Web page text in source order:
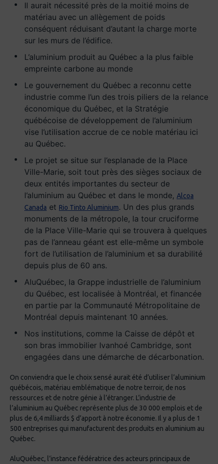
Il aurait nécessité près de la moitié moins de
matériau avec un allègement de poids
conséquent réduisant d’autant la charge morte
sur les murs de l’édifice.
L’aluminium produit au Québec a la plus faible
empreinte carbone au monde
Le gouvernement du Québec a reconnu cette
industrie comme l’un des trois piliers de la relance
économique du Québec, et la Stratégie
québécoise de développement de l’aluminium
vise l’utilisation accrue de ce noble matériau ici
au Québec.
Le projet se situe sur l’esplanade de la Place
Ville-Marie, soit tout près des sièges sociaux de
deux entités importantes du secteur de
l’aluminium au Québec et dans le monde, Alcoa
Canada et Rio Tinto Aluminium. Un des plus grands
monuments de la métropole, la tour cruciforme
de la Place Ville-Marie qui se trouvera à quelques
pas de l’anneau géant est elle-même un symbole
fort de l’utilisation de l’aluminium et sa durabilité
depuis plus de 60 ans.
AluQuébec, la Grappe industrielle de l’aluminium
du Québec, est localisée à Montréal, et financée
en partie par la Communauté Métropolitaine de
Montréal depuis maintenant 10 années.
Nos institutions, comme la Caisse de dépôt et
son bras immobilier Ivanhoé Cambridge, sont
engagées dans une démarche de décarbonation.
On conviendra que le choix sensé aurait été d’utiliser l’aluminium
québécois, matériau emblématique de notre terroir, de nos
ressources et de notre génie à l’étranger. L’industrie de
l’aluminium au Québec représente plus de 30 000 emplois et de
plus de 6,4 milliards $ d’apport à notre économie. Il y a plus de 1
500 entreprises qui manufacturent des produits en aluminium au
Québec.
AluQuébec, l’instance fédératrice des acteurs principaux de